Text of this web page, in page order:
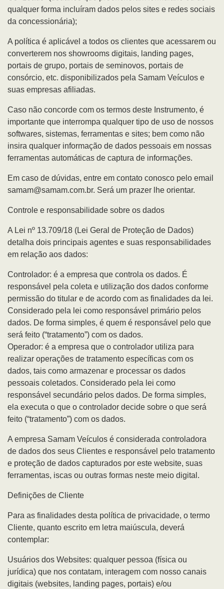
qualquer forma incluíram dados pelos sites e redes sociais
da concessionária);
A política é aplicável a todos os clientes que acessarem ou
converterem nos showrooms digitais, landing pages,
portais de grupo, portais de seminovos, portais de
consórcio, etc. disponibilizados pela Samam Veículos e
suas empresas afiliadas.
Caso não concorde com os termos deste Instrumento, é
importante que interrompa qualquer tipo de uso de nossos
softwares, sistemas, ferramentas e sites; bem como não
insira qualquer informação de dados pessoais em nossas
ferramentas automáticas de captura de informações.
Em caso de dúvidas, entre em contato conosco pelo email
samam@samam.com.br. Será um prazer lhe orientar.
Controle e responsabilidade sobre os dados
A Lei nº 13.709/18 (Lei Geral de Proteção de Dados)
detalha dois principais agentes e suas responsabilidades
em relação aos dados:
Controlador: é a empresa que controla os dados. É
responsável pela coleta e utilização dos dados conforme
permissão do titular e de acordo com as finalidades da lei.
Considerado pela lei como responsável primário pelos
dados. De forma simples, é quem é responsável pelo que
será feito (“tratamento”) com os dados.
Operador: é a empresa que o controlador utiliza para
realizar operações de tratamento específicas com os
dados, tais como armazenar e processar os dados
pessoais coletados. Considerado pela lei como
responsável secundário pelos dados. De forma simples,
ela executa o que o controlador decide sobre o que será
feito (“tratamento”) com os dados.
A empresa Samam Veículos é considerada controladora
de dados dos seus Clientes e responsável pelo tratamento
e proteção de dados capturados por este website, suas
ferramentas, iscas ou outras formas neste meio digital.
Definições de Cliente
Para as finalidades desta política de privacidade, o termo
Cliente, quanto escrito em letra maiúscula, deverá
contemplar:
Usuários dos Websites: qualquer pessoa (física ou
jurídica) que nos contatam, interagem com nosso canais
digitais (websites, landing pages, portais) e/ou